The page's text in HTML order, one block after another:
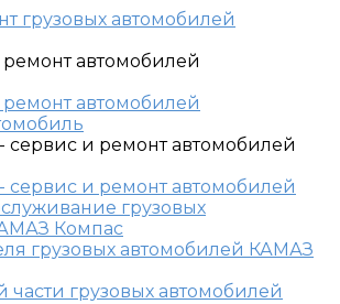
грузовых автомобилей
автомобилей
автомобилей
и ремонт автомобилей
и ремонт автомобилей
грузовых
Компас
грузовых автомобилей КАМАЗ
части грузовых автомобилей